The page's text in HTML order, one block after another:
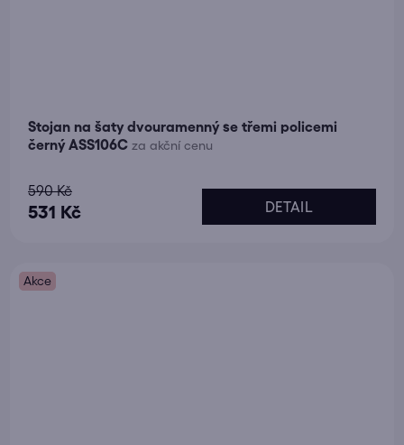
Stojan na šaty dvouramenný se třemi policemi
černý ASS106C za akční cenu
Průměrné
hodnocení
5,0
531 Kč
590 Kč
DETAIL
Akce